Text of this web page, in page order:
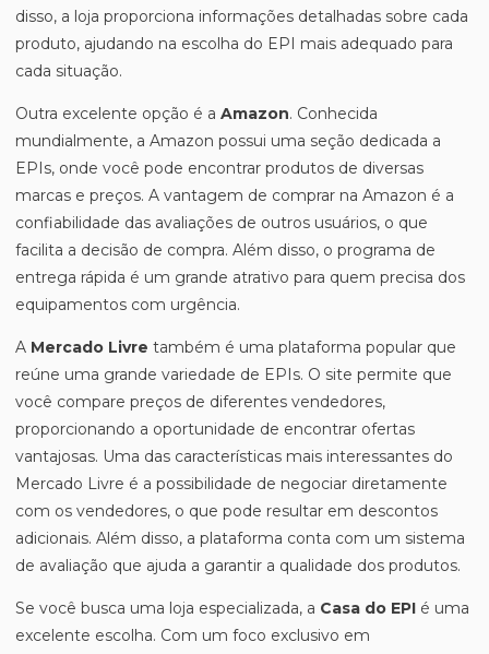
disso, a loja proporciona informações detalhadas sobre cada
produto, ajudando na escolha do EPI mais adequado para
cada situação.
Outra excelente opção é a Amazon. Conhecida
mundialmente, a Amazon possui uma seção dedicada a
EPIs, onde você pode encontrar produtos de diversas
marcas e preços. A vantagem de comprar na Amazon é a
confiabilidade das avaliações de outros usuários, o que
facilita a decisão de compra. Além disso, o programa de
entrega rápida é um grande atrativo para quem precisa dos
equipamentos com urgência.
A Mercado Livre também é uma plataforma popular que
reúne uma grande variedade de EPIs. O site permite que
você compare preços de diferentes vendedores,
proporcionando a oportunidade de encontrar ofertas
vantajosas. Uma das características mais interessantes do
Mercado Livre é a possibilidade de negociar diretamente
com os vendedores, o que pode resultar em descontos
adicionais. Além disso, a plataforma conta com um sistema
de avaliação que ajuda a garantir a qualidade dos produtos.
Se você busca uma loja especializada, a Casa do EPI é uma
excelente escolha. Com um foco exclusivo em